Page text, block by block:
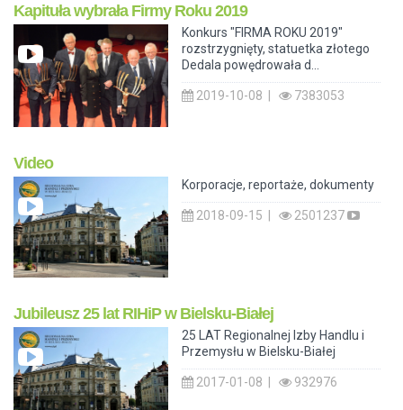
Kapituła wybrała Firmy Roku 2019
Konkurs "FIRMA ROKU 2019"
rozstrzygnięty, statuetka złotego
Dedala powędrowała d...
2019-10-08 | 7383053
Video
Korporacje, reportaże, dokumenty
2018-09-15 | 2501237
Jubileusz 25 lat RIHiP w Bielsku-Białej
25 LAT Regionalnej Izby Handlu i
Przemysłu w Bielsku-Białej
2017-01-08 | 932976